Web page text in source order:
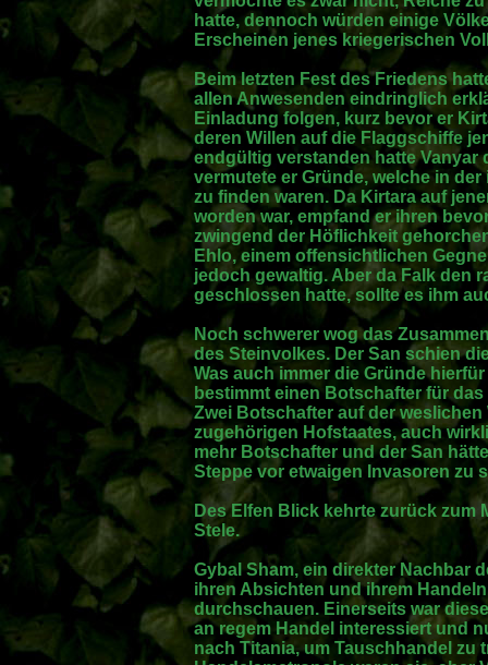
hatte, dennoch würden einige
Erscheinen jenes kriegerischen
Beim letzten Fest des Friedens
allen Anwesenden eindringlich
Einladung folgen, kurz bevor er
deren Willen auf die Flaggschiffe
endgültig verstanden hatte Vanyar
vermutete er Gründe, welche in
zu finden waren. Da Kirtara auf
worden war, empfand er ihren
zwingend der Höflichkeit
Ehlo, einem offensichtlichen
jedoch gewaltig. Aber da Falk den
geschlossen hatte, sollte es ihm
Noch schwerer wog das
des Steinvolkes. Der San schien
Was auch immer die Gründe
bestimmt einen Botschafter für
Zwei Botschafter auf der
zugehörigen Hofstaates, auch
mehr Botschafter und der San
Steppe vor etwaigen Invasoren zu
Des Elfen Blick kehrte zurück zum
Stele.
Gybal Sham, ein direkter Nachbar
ihren Absichten und ihrem
durchschauen. Einerseits war
an regem Handel interessiert und
nach Titania, um Tauschhandel zu